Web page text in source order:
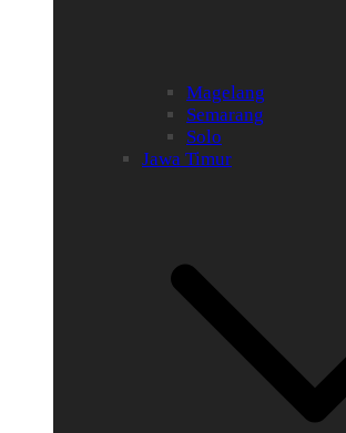
Magelang
Semarang
Solo
Jawa Timur